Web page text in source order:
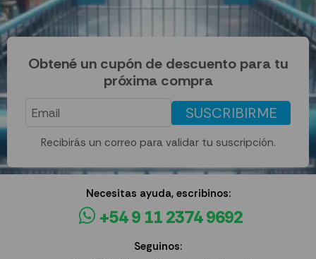
Obtené un cupón de descuento para tu
próxima compra
SUSCRIBIRME
Recibirás un correo para validar tu suscripción.
Necesitas ayuda, escribinos:
+54 9 11 2374 9692
Seguinos: